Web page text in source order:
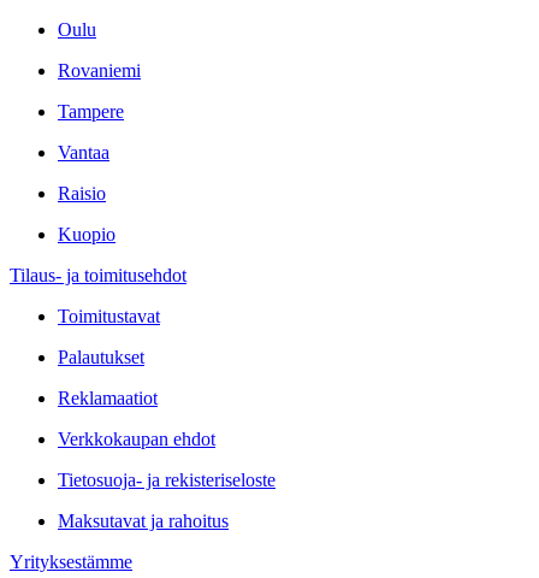
Oulu
Rovaniemi
Tampere
Vantaa
Raisio
Kuopio
Tilaus- ja toimitusehdot
Toimitustavat
Palautukset
Reklamaatiot
Verkkokaupan ehdot
Tietosuoja- ja rekisteriseloste
Maksutavat ja rahoitus
Yrityksestämme